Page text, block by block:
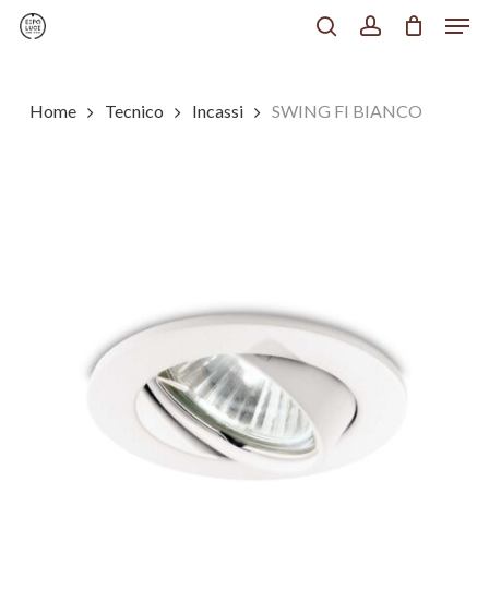
Skip
content
Home Tecnico Incassi SWING FI BIANCO